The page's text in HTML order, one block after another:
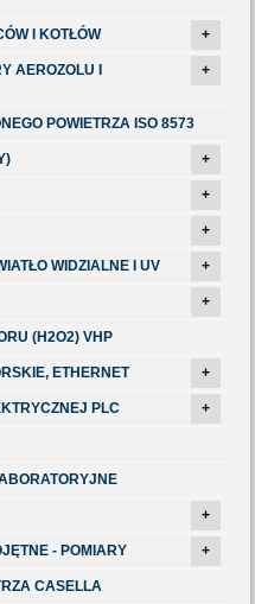
I KOTŁÓW +
AEROZOLU I
+
POWIETRZA ISO 8573
+
+
+
WIDZIALNE I UV +
+
(H2O2) VHP
ETHERNET +
PLC +
+
- POMIARY +
CASELLA